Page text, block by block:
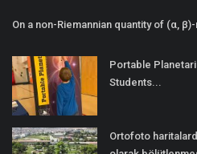
On a non-Riemannian quantity of (α,
Portable
Students...
Ortofoto